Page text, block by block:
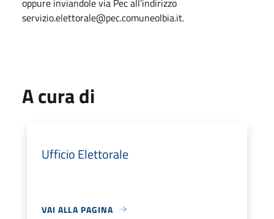
servizio.elettorale@pec.comuneolbia.it.
A cura di
Ufficio Elettorale
VAI ALLA PAGINA